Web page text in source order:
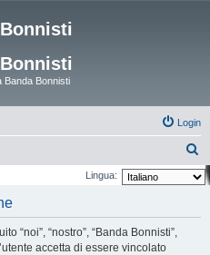
Banda Bonnisti
Login
e
Lingua:
“noi”, “nostro”, “Banda Bonnisti”,
accetta di essere vincolato